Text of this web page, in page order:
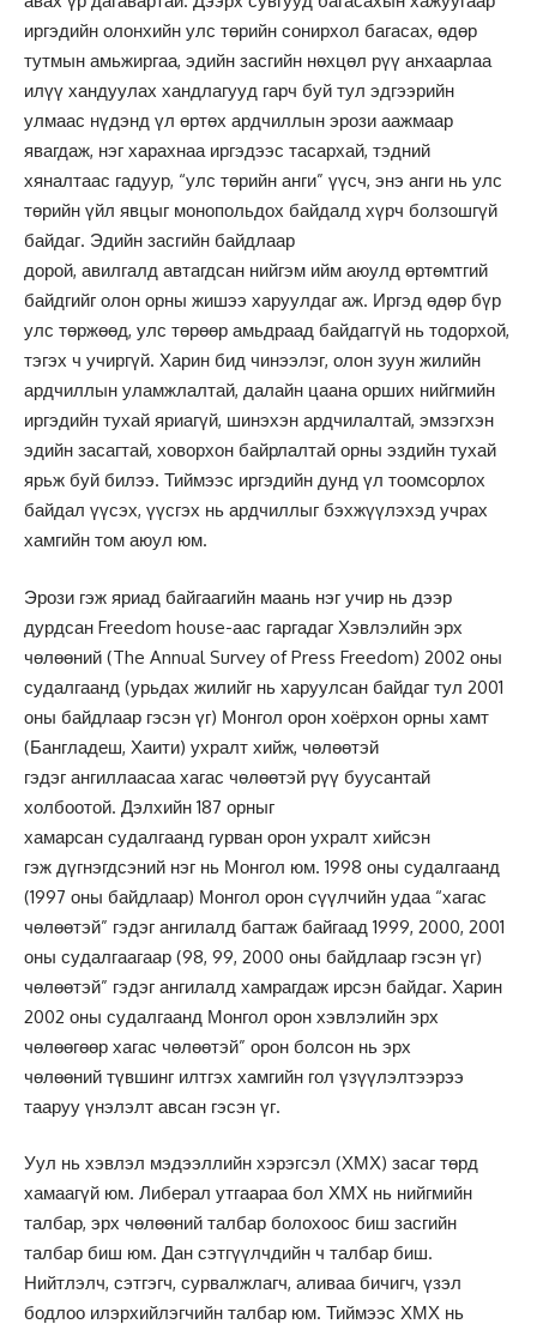
иргэдийн олонхийн улс төрийн сонирхол багасах, өдөр
тутмын амьжиргаа, эдийн засгийн нөхцөл рүү анхаарлаа
илүү хандуулах хандлагууд гарч буй тул эдгээрийн
улмаас нүдэнд үл өртөх ардчиллын эрози аажмаар
явагдаж, нэг харахнаа иргэдээс тасархай, тэдний
хяналтаас гадуур, “улс төрийн анги” үүсч, энэ анги нь улс
төрийн үйл явцыг монопольдох байдалд хүрч болзошгүй
байдаг. Эдийн засгийн байдлаар
дорой, авилгалд автагдсан нийгэм ийм аюулд өртөмтгий
байдгийг олон орны жишээ харуулдаг аж. Иргэд өдөр бүр
улс төржөөд, улс төрөөр амьдраад байдаггүй нь тодорхой,
тэгэх ч учиргүй. Харин бид чинээлэг, олон зуун жилийн
ардчиллын уламжлалтай, далайн цаана орших нийгмийн
иргэдийн тухай яриагүй, шинэхэн ардчилалтай, эмзэгхэн
эдийн засагтай, ховорхон байрлалтай орны эздийн тухай
ярьж буй билээ. Тиймээс иргэдийн дунд үл тоомсорлох
байдал үүсэх, үүсгэх нь ардчиллыг бэхжүүлэхэд учрах
хамгийн том аюул юм.
Эрози гэж яриад байгаагийн маань нэг учир нь дээр
дурдсан Freedom house-аас гаргадаг Хэвлэлийн эрх
чөлөөний (The Annual Survey of Press Freedom) 2002 оны
судалгаанд (урьдах жилийг нь харуулсан байдаг тул 2001
оны байдлаар гэсэн үг) Монгол орон хоёрхон орны хамт
(Бангладеш, Хаити) ухралт хийж, чөлөөтэй
гэдэг ангиллаасаа хагас чөлөөтэй рүү буусантай
холбоотой. Дэлхийн 187 орныг
хамарсан судалгаанд гурван орон ухралт хийсэн
гэж дүгнэгдсэний нэг нь Монгол юм. 1998 оны судалгаанд
(1997 оны байдлаар) Монгол орон сүүлчийн удаа “хагас
чөлөөтэй” гэдэг ангилалд багтаж байгаад 1999, 2000, 2001
оны судалгаагаар (98, 99, 2000 оны байдлаар гэсэн үг)
чөлөөтэй” гэдэг ангилалд хамрагдаж ирсэн байдаг. Харин
2002 оны судалгаанд Монгол орон хэвлэлийн эрх
чөлөөгөөр хагас чөлөөтэй” орон болсон нь эрх
чөлөөний түвшинг илтгэх хамгийн гол үзүүлэлтээрээ
тааруу үнэлэлт авсан гэсэн үг.
Уул нь хэвлэл мэдээллийн хэрэгсэл (ХМХ) засаг төрд
хамаагүй юм. Либерал утгаараа бол ХМХ нь нийгмийн
талбар, эрх чөлөөний талбар болохоос биш засгийн
талбар биш юм. Дан сэтгүүлчдийн ч талбар биш.
Нийтлэлч, сэтгэгч, сурвалжлагч, аливаа бичигч, үзэл
бодлоо илэрхийлэгчийн талбар юм. Тиймээс ХМХ нь